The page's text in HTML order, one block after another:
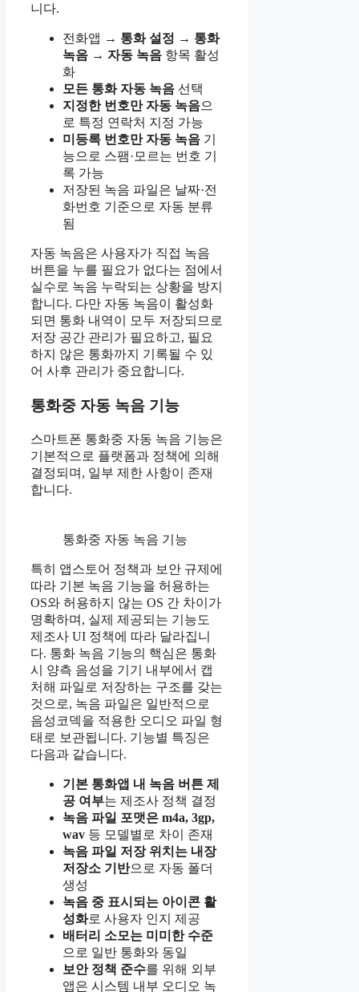
니다.
전화앱 → 통화 설정 → 통화
녹음 → 자동 녹음 항목 활성
화
모든 통화 자동 녹음 선택
지정한 번호만 자동 녹음으
로 특정 연락처 지정 가능
미등록 번호만 자동 녹음 기
능으로 스팸·모르는 번호 기
록 가능
저장된 녹음 파일은 날짜·전
화번호 기준으로 자동 분류
됨
자동 녹음은 사용자가 직접 녹음
버튼을 누를 필요가 없다는 점에서
실수로 녹음 누락되는 상황을 방지
합니다. 다만 자동 녹음이 활성화
되면 통화 내역이 모두 저장되므로
저장 공간 관리가 필요하고, 필요
하지 않은 통화까지 기록될 수 있
어 사후 관리가 중요합니다.
통화중 자동 녹음 기능
스마트폰 통화중 자동 녹음 기능은
기본적으로 플랫폼과 정책에 의해
결정되며, 일부 제한 사항이 존재
합니다.
통화중 자동 녹음 기능
특히 앱스토어 정책과 보안 규제에
따라 기본 녹음 기능을 허용하는
OS와 허용하지 않는 OS 간 차이가
명확하며, 실제 제공되는 기능도
제조사 UI 정책에 따라 달라집니
다. 통화 녹음 기능의 핵심은 통화
시 양측 음성을 기기 내부에서 캡
처해 파일로 저장하는 구조를 갖는
것으로, 녹음 파일은 일반적으로
음성코덱을 적용한 오디오 파일 형
태로 보관됩니다. 기능별 특징은
다음과 같습니다.
기본 통화앱 내 녹음 버튼 제
공 여부는 제조사 정책 결정
녹음 파일 포맷은 m4a, 3gp,
wav 등 모델별로 차이 존재
녹음 파일 저장 위치는 내장
저장소 기반으로 자동 폴더
생성
녹음 중 표시되는 아이콘 활
성화로 사용자 인지 제공
배터리 소모는 미미한 수준
으로 일반 통화와 동일
보안 정책 준수를 위해 외부
앱은 시스템 내부 오디오 녹